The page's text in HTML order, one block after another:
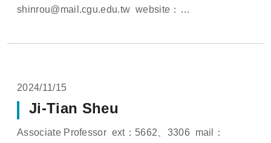
shinrou@mail.cgu.edu.tw website：
website：https://pure.lib.cgu.edu.tw/en/...
2024/11/15
Ji-Tian Sheu
Associate Professor ext：5662、3306 mail：